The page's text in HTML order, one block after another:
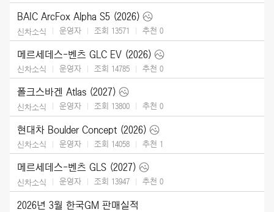
BAIC ArcFox Alpha S5 (2026)
신차소식 운영자 조회 13571 추천 0
메르세데스-벤츠 GLC EV (2026)
신차소식 운영자 조회 14785 추천 0
폴크스바겐 Atlas (2027)
신차소식 운영자 조회 13800 추천 0
현대차 Boulder Concept (2026)
신차소식 운영자 조회 14058 추천 1
메르세데스-벤츠 GLS (2027)
신차소식 운영자 조회 13947 추천 0
2026년 3월 한국GM 판매실적